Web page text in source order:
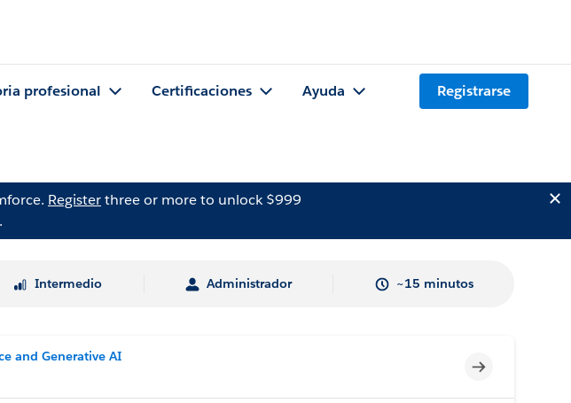
profesional Certificaciones Ayuda Registrarse
Registerthree or more to unlock $999
Intermedio Administrador ~15 minutos
and Generative AI
Incompleto